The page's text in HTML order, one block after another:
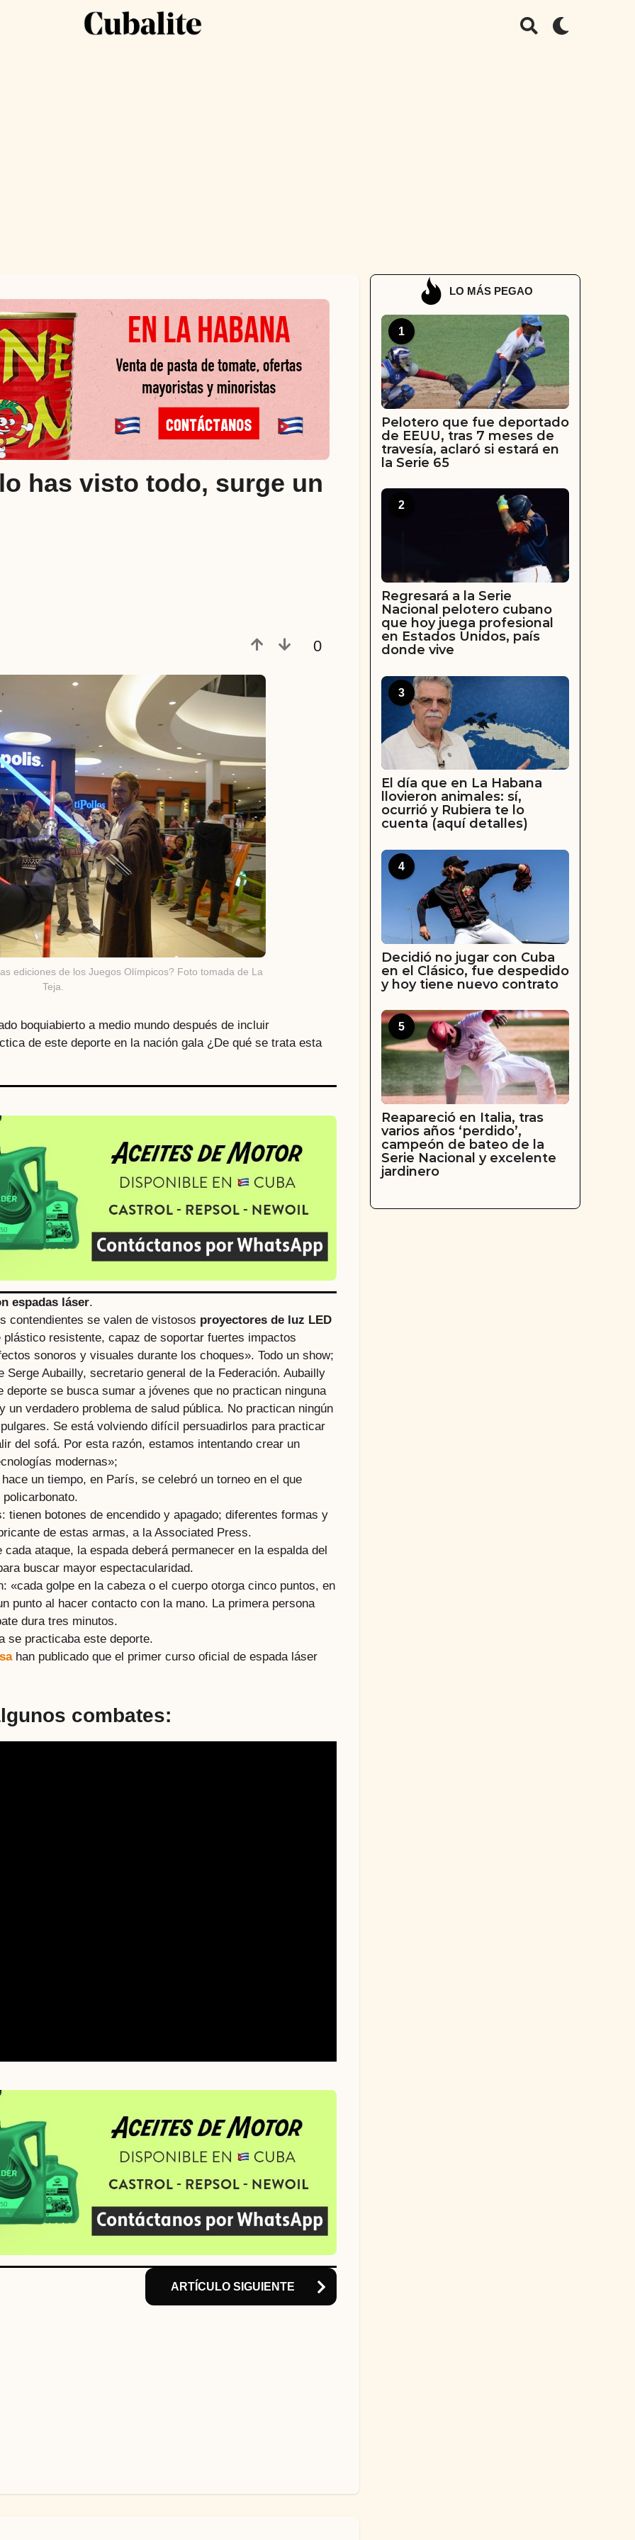
has visto todo, surge un
0
ediciones de los Juegos Olímpicos? Foto tomada de La
Teja.
boquiabierto a medio mundo después de incluir
de este deporte en la nación gala ¿De qué se trata esta
espadas láser.
contendientes se valen de vistosos proyectores de luz LED
resistente, capaz de soportar fuertes impactos
sonoros y visuales durante los choques». Todo un show;
Aubailly, secretario general de la Federación. Aubailly
se busca sumar a jóvenes que no practican ninguna
un verdadero problema de salud pública. No practican ningún
Se está volviendo difícil persuadirlos para practicar
del sofá. Por esta razón, estamos intentando crear un
modernas»;
un tiempo, en París, se celebró un torneo en el que
tienen botones de encendido y apagado; diferentes formas y
de estas armas, a la Associated Press.
ataque, la espada deberá permanecer en la espalda del
buscar mayor espectacularidad.
«cada golpe en la cabeza o el cuerpo otorga cinco puntos, en
punto al hacer contacto con la mano. La primera persona
dura tres minutos.
se practicaba este deporte.
han publicado que el primer curso oficial de espada láser
combates:
ARTÍCULO SIGUIENTE
LO MÁS PEGAO
1
Pelotero que fue deportado
de EEUU, tras 7 meses de
travesía, aclaró si estará en
la Serie 65
2
Regresará a la Serie
Nacional pelotero cubano
que hoy juega profesional
en Estados Unidos, país
donde vive
3
El día que en La Habana
llovieron animales: sí,
ocurrió y Rubiera te lo
cuenta (aquí detalles)
4
Decidió no jugar con Cuba
en el Clásico, fue despedido
y hoy tiene nuevo contrato
5
Reapareció en Italia, tras
varios años ‘perdido’,
campeón de bateo de la
Serie Nacional y excelente
jardinero